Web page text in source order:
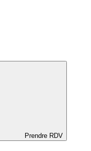
Prendre RDV